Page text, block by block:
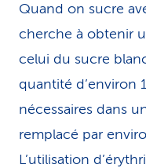
Quand on sucre
cherche à obtenir
celui du sucre
quantité d’environ
nécessaires dans
remplacé par
L’utilisation